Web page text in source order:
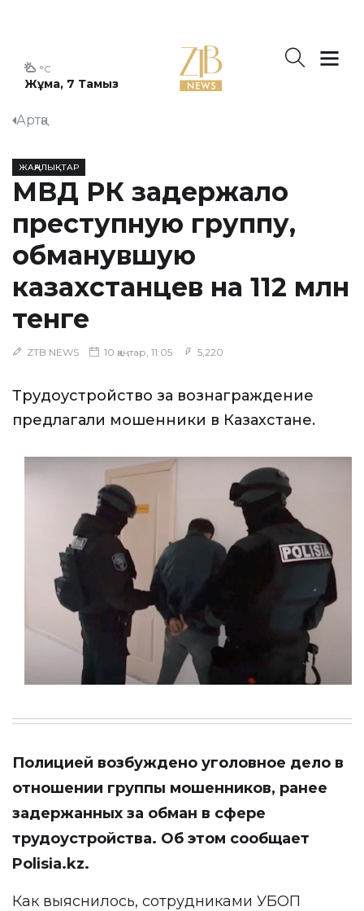
Жұма, 7 Тамыз
°C
Артқа
ЖАҢАЛЫҚТАР
МВД РК задержало
преступную группу,
обманувшую
казахстанцев на 112 млн
тенге
ZTB NEWS 10 қаңтар, 11:05 5,220
Трудоустройство за вознаграждение
предлагали мошенники в Казахстане.
Полицией возбуждено уголовное дело в
отношении группы мошенников, ранее
задержанных за обман в сфере
трудоустройства. Об этом сообщает
Polisia.kz.
Как выяснилось, сотрудниками УБОП